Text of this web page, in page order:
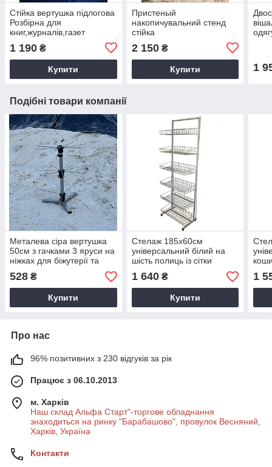
Стійка вертушка підлогова
Розбірна для
книг,журналів,газет
1 190 ₴
Купити
Пристеный
накопичувальний стенд
стійка
2 150₴
Купити 1
Подібні товари компанії
Металева сіра вертушка
50см з гачками 3 яруси на
ніжках для біжутерії та
брелків
528 ₴
Купити
Стелаж 185х60см
універсальний білий на
шість полиць із сітки
1 640₴
Купити
1
Про нас
96% позитивних з 230 відгуків за рік
Працює з 06.10.2013
м. Харків
Наш склад Альфа Старт"-торгове обладнання
знаходиться на ринку "Барабашово", провулок Весняний,
Харків, Україна
Контакти